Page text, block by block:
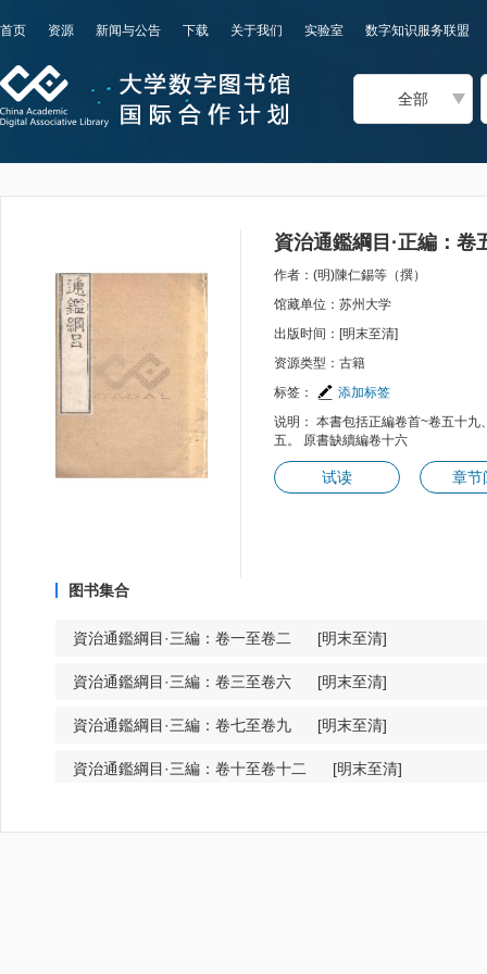
首页 资源 新闻与公告 下载 关于我们 实验室 数字知识服务联盟
全部
資治通鑑綱目·正編：卷
作者：(明)陳仁錫等（撰）
馆藏单位：苏州大学
出版时间：[明末至清]
资源类型：古籍
标签：
添加标签
说明： 本書包括正編卷首~卷五十
五。 原書缺續編卷十六
试读 章节
图书集合
資治通鑑綱目·三編：卷一至卷二 [明末至清]
資治通鑑綱目·三編：卷三至卷六 [明末至清]
資治通鑑綱目·三編：卷七至卷九 [明末至清]
資治通鑑綱目·三編：卷十至卷十二 [明末至清]